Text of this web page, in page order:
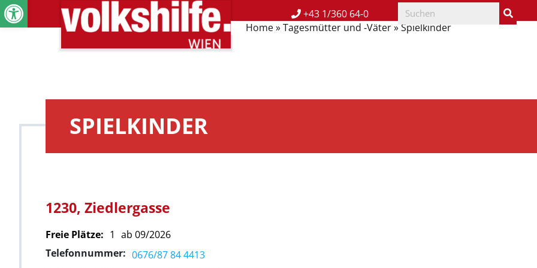
+43 1/360 64-0
Home»Tagesmütter und ‑Väter»Spielkinder
SPIELKINDER
1230, Ziedlergasse
Freie Plätze: 1 ab 09/2026
Telefonnummer: 0676/87 84 4413